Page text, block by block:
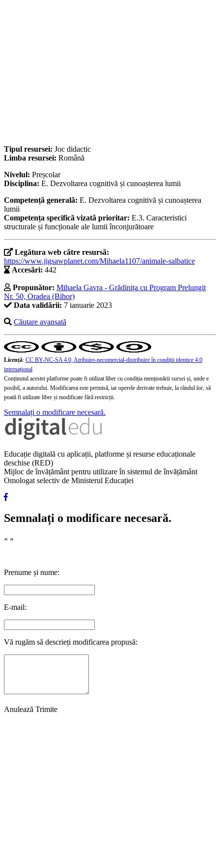
Tipul resursei: Joc didactic
Limba resursei: Română
Nivelul: Preșcolar
Disciplina: E. Dezvoltarea cognitivă și cunoașterea lumii
Competență generală: E. Dezvoltarea cognitivă și cunoașterea
lumii
Competența specifică vizată prioritar: E.3. Caracteristici
structurale și funcționale ale lumii înconjurătoare
Legătura web către resursă:
https://www.jigsawplanet.com/Mihaela1107/animale-salbatice
Accesări: 442
Propunător: Mihaela Gavra - Grădinița cu Program Prelungit
Nr. 50, Oradea (Bihor)
Data validării: 7 ianuarie 2023
Căutare avansată
Licență: CC BY-NC-SA 4.0, Atribuire-necomercial-distribuire în condiţii identice 4.0
internațional
Conținutul acestei platforme poate fi utilizat liber cu condiția menționării sursei și, unde e
posibil, a autorului. Modificarea este permisă, iar operele derivate trebuie, la rândul lor, să
poată fi utilizate liber și modificate fără restricții.
Semnalați o modificare necesară.
Educație digitală cu aplicații, platforme și resurse educaționale
deschise (RED)
Mijloc de învățământ pentru utilizare în sistemul de învățământ
Omologat selectiv de Ministerul Educației
Semnalați o modificare necesară.
« »
Prenume și nume:
E-mail:
Vă rugăm să descrieți modificarea propusă:
Anulează Trimite